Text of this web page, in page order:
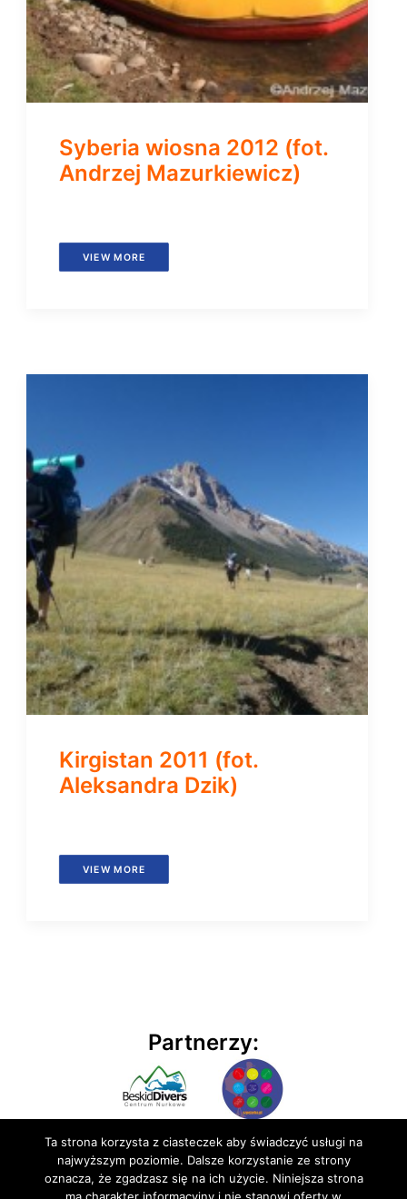
Syberia wiosna 2012 (fot.
Andrzej Mazurkiewicz)
VIEW MORE
Kirgistan 2011 (fot.
Aleksandra Dzik)
VIEW MORE
Partnerzy:
Ta strona korzysta z ciasteczek aby świadczyć usługi na
najwyższym poziomie. Dalsze korzystanie ze strony
oznacza, że zgadzasz się na ich użycie. Niniejsza strona